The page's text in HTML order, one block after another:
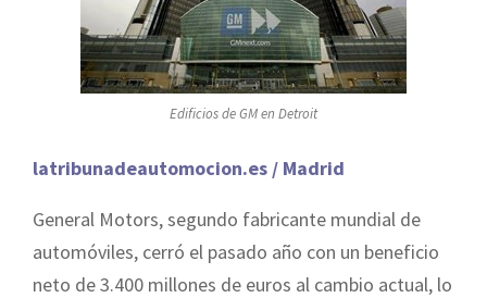
Edificios de GM en Detroit
latribunadeautomocion.es / Madrid
General Motors, segundo fabricante mundial de
automóviles, cerró el pasado año con un beneficio
neto de 3.400 millones de euros al cambio actual, lo